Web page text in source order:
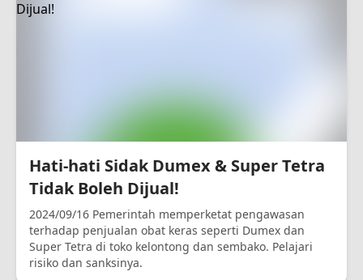
Hati-hati Sidak Dumex & Super Tetra
Tidak Boleh Dijual!
2024/09/16 Pemerintah memperketat pengawasan
terhadap penjualan obat keras seperti Dumex dan
Super Tetra di toko kelontong dan sembako. Pelajari
risiko dan sanksinya.